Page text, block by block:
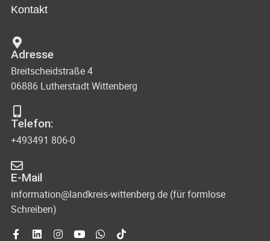
Kontakt
Adresse
Breitscheidstraße 4
06886 Lutherstadt Wittenberg
Telefon:
+493491 806-0
E-Mail
information@landkreis-wittenberg.de (für formlose
Schreiben)